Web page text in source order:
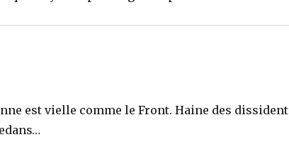
est vielle comme le Front. Haine des